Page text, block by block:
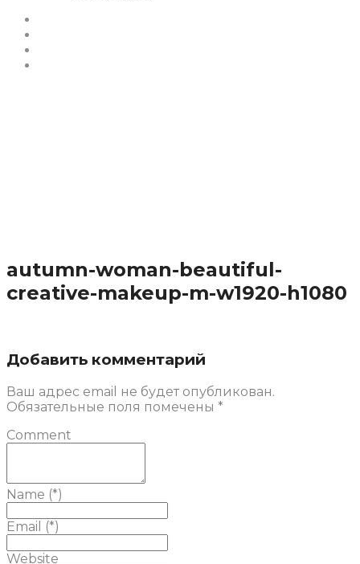
autumn-woman-beautiful-
creative-makeup-m-w1920-h1080
Добавить комментарий
Ваш адрес email не будет опубликован.
Обязательные поля помечены *
Comment
Name (*)
Email (*)
Website